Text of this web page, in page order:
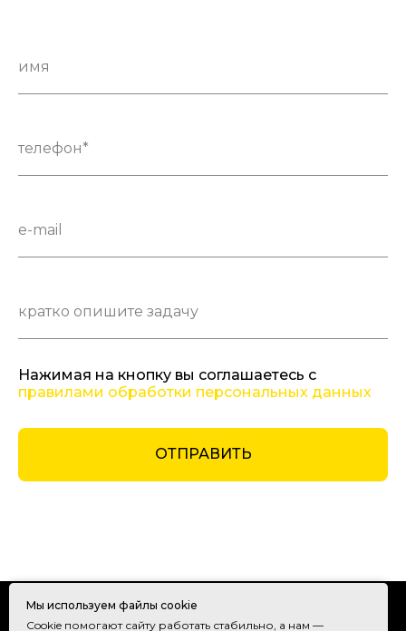
имя
телефон*
e-mail
кратко опишите задачу
Нажимая на кнопку вы соглашаетесь с
правилами обработки персональных данных
ОТПРАВИТЬ
Мы используем файлы cookie
Cookie помогают сайту работать стабильно, а нам —